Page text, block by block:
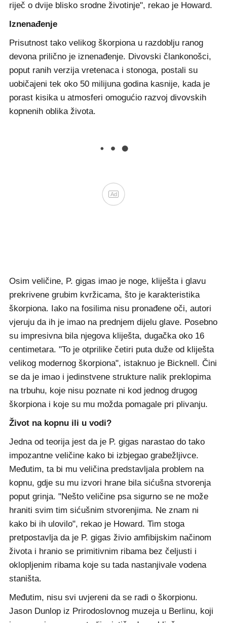
riječ o dvije blisko srodne životinje", rekao je Howard.
Iznenađenje
Prisutnost tako velikog škorpiona u razdoblju ranog
devona prilično je iznenađenje. Divovski člankonošci,
poput ranih verzija vretenaca i stonoga, postali su
uobičajeni tek oko 50 milijuna godina kasnije, kada je
porast kisika u atmosferi omogućio razvoj divovskih
kopnenih oblika života.
Ad
Osim veličine, P. gigas imao je noge, kliješta i glavu
prekrivene grubim kvržicama, što je karakteristika
škorpiona. Iako na fosilima nisu pronađene oči, autori
vjeruju da ih je imao na prednjem dijelu glave. Posebno
su impresivna bila njegova kliješta, dugačka oko 16
centimetara. "To je otprilike četiri puta duže od kliješta
velikog modernog škorpiona", istaknuo je Bicknell. Čini
se da je imao i jedinstvene strukture nalik preklopima
na trbuhu, koje nisu poznate ni kod jednog drugog
škorpiona i koje su mu možda pomagale pri plivanju.
Život na kopnu ili u vodi?
Jedna od teorija jest da je P. gigas narastao do tako
impozantne veličine kako bi izbjegao grabežljivce.
Međutim, ta bi mu veličina predstavljala problem na
kopnu, gdje su mu izvori hrane bila sićušna stvorenja
poput grinja. "Nešto veličine psa sigurno se ne može
hraniti svim tim sićušnim stvorenjima. Ne znam ni
kako bi ih ulovilo", rekao je Howard. Tim stoga
pretpostavlja da je P. gigas živio amfibijskim načinom
života i hranio se primitivnim ribama bez čeljusti i
oklopljenim ribama koje su tada nastanjivale vodena
staništa.
Međutim, nisu svi uvjereni da se radi o škorpionu.
Jason Dunlop iz Prirodoslovnog muzeja u Berlinu, koji